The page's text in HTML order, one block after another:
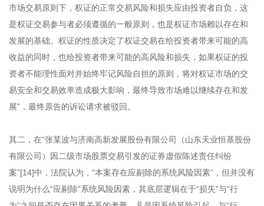
市场交易原则下，权证的正常交易风险和损失应由投资者自负，这
是权证交易参与者必须遵循的一般原则，也是权证市场赖以存在和
发展的基础。权证的性质决定了权证交易在给投资者带来可能的高
收益的同时，也给投资者带来可能的高风险和损失，如果权证的投
资者不能理性面对并始终牢记风险自担的原则，将对权证市场的交
易安全和交易效率造成极大影响，最终导致市场难以继续存在和发
展”，最终原告的诉讼请求被驳回。
其二，在“张某波与济南高新发展股份有限公司（山东天业恒基股份
有限公司）因二级市场股票交易引发的证券虚假陈述责任纠纷
案”[14]中，法院认为，“本案存在应剔除的系统风险因素”，但并没有
说明为什么“应剔除”系统风险因素，其底层逻辑在于“损失”与“行